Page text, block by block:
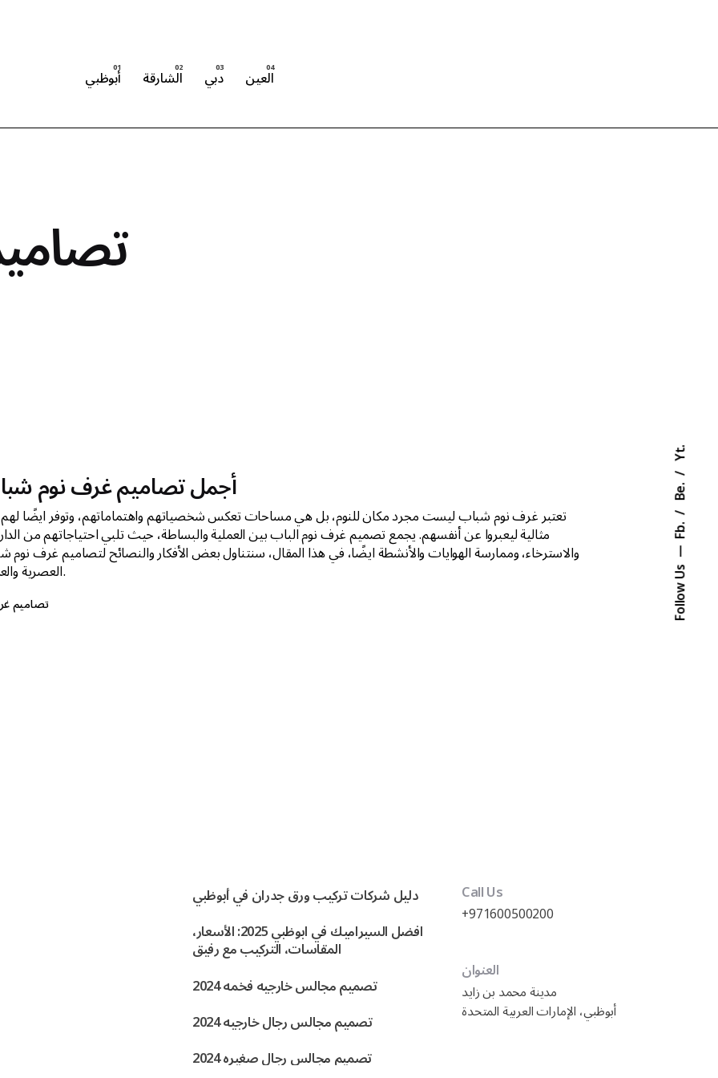
Follow Us
Fb.
Be.
Yt.
أبوظبي الشارقة دبي العين
أجمل تصاميم غرف نوم
تعتبر غرف نوم شباب ليست مجرد مكان للنوم، بل هي مساحات تعكس شخصياتهم واهتماماتهم، وتوفر ايضًا لهم
مثالية ليعبروا عن أنفسهم. يجمع تصميم غرف نوم الباب بين العملية والبساطة، حيث تلبي احتياجاتهم من
والاسترخاء، وممارسة الهوايات والأنشطة ايضًا، في هذا المقال، سنتناول بعض الأفكار والنصائح لتصاميم غرف
العصرية والعملية.
تصاميم
دليل شركات تركيب ورق جدران في أبوظبي
افضل السيراميك في ابوظبي 2025: الأسعار،
المقاسات، التركيب مع رفيق
تصميم مجالس خارجيه فخمه 2024
تصميم مجالس رجال خارجيه 2024
تصميم مجالس رجال صغيره 2024
Call Us
+971600500200
العنوان
مدينة محمد بن زايد
أبوظبي، الإمارات العربية المتحدة